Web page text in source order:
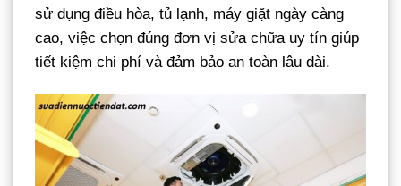
sử dụng điều hòa, tủ lạnh, máy giặt ngày càng
cao, việc chọn đúng đơn vị sửa chữa uy tín giúp
tiết kiệm chi phí và đảm bảo an toàn lâu dài.